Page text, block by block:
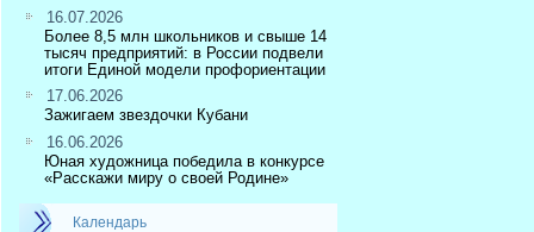
16.07.2026
Более 8,5 млн школьников и свыше 14
тысяч предприятий: в России подвели
итоги Единой модели профориентации
17.06.2026
Зажигаем звездочки Кубани
16.06.2026
Юная художница победила в конкурсе
«Расскажи миру о своей Родине»
Календарь